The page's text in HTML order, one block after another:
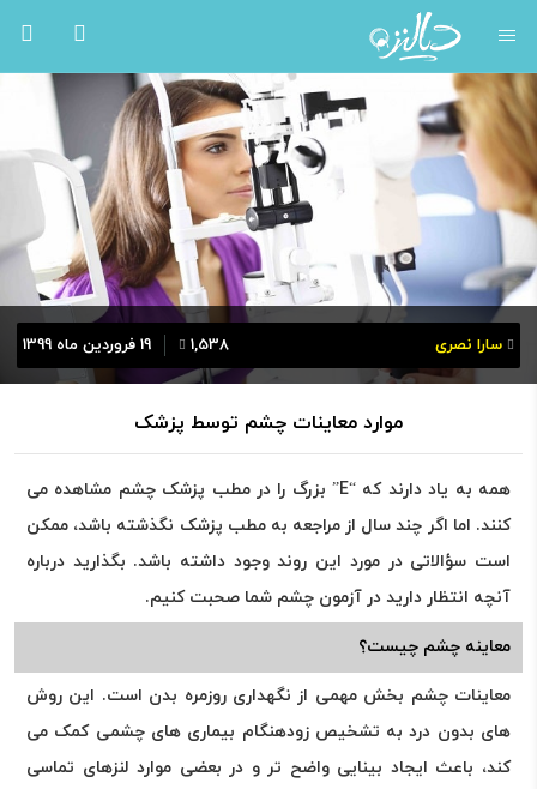
سارا نصری 19 فروردین ماه 1399 1,538
موارد معاینات چشم توسط پزشک
همه به یاد دارند که “E” بزرگ را در مطب پزشک چشم مشاهده می
کنند. اما اگر چند سال از مراجعه به مطب پزشک نگذشته باشد، ممکن
است سؤالاتی در مورد این روند وجود داشته باشد. بگذارید درباره
آنچه انتظار دارید در آزمون چشم شما صحبت کنیم.
معاینه چشم چیست؟
معاینات چشم بخش مهمی از نگهداری روزمره بدن است. این روش
های بدون درد به تشخیص زودهنگام بیماری های چشمی کمک می
کند، باعث ایجاد بینایی واضح تر و در بعضی موارد لنزهای تماسی